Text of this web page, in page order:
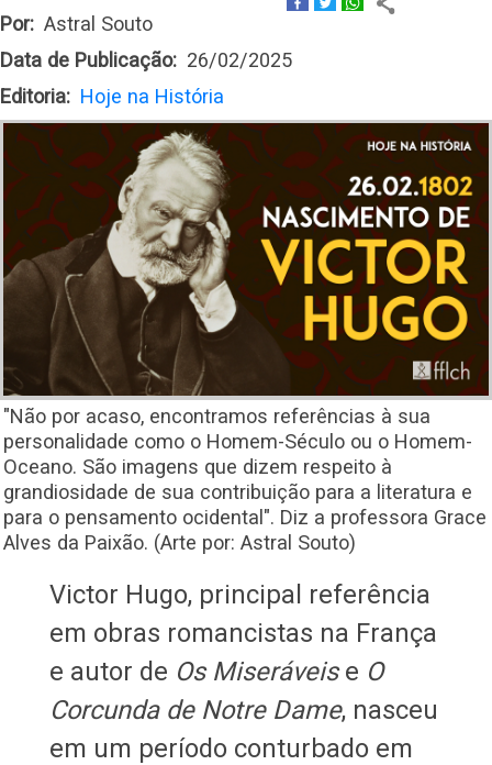
Por
Astral Souto
Data de Publicação
26/02/2025
Editoria
Hoje na História
"Não por acaso, encontramos referências à sua
personalidade como o Homem-Século ou o Homem-
Oceano. São imagens que dizem respeito à
grandiosidade de sua contribuição para a literatura e
para o pensamento ocidental". Diz a professora Grace
Alves da Paixão. (Arte por: Astral Souto)
Victor Hugo, principal referência
em obras romancistas na França
e autor de Os Miseráveise O
Corcunda de Notre Dame, nasceu
em um período conturbado em